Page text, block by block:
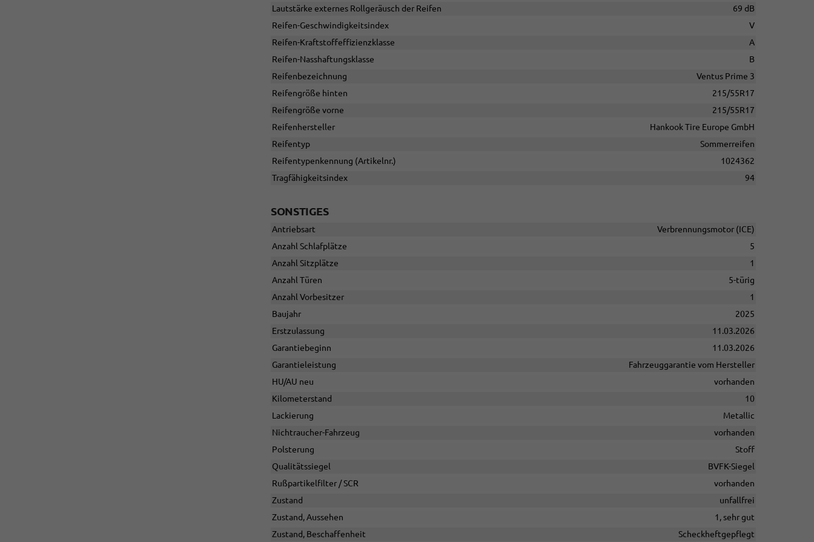
Lautstärke externes Rollgeräusch der Reifen
69 dB
Reifen-Geschwindigkeitsindex
V
Reifen-Kraftstoffeffizienzklasse
A
Reifen-Nasshaftungsklasse
B
Reifenbezeichnung
Ventus Prime 3
Reifengröße hinten
215/55R17
Reifengröße vorne
215/55R17
Reifenhersteller
Hankook Tire Europe GmbH
Reifentyp
Sommerreifen
Reifentypenkennung (Artikelnr.)
1024362
Tragfähigkeitsindex
94
SONSTIGES
Antriebsart
Verbrennungsmotor (ICE)
Anzahl Schlafplätze
5
Anzahl Sitzplätze
1
Anzahl Türen
5-türig
Anzahl Vorbesitzer
1
Baujahr
2025
Erstzulassung
11.03.2026
Garantiebeginn
11.03.2026
Garantieleistung
Fahrzeuggarantie vom Hersteller
HU/AU neu
vorhanden
Kilometerstand
10
Lackierung
Metallic
Nichtraucher-Fahrzeug
vorhanden
Polsterung
Stoff
Qualitätssiegel
BVFK-Siegel
Rußpartikelfilter / SCR
vorhanden
Zustand
unfallfrei
Zustand, Aussehen
1, sehr gut
Zustand, Beschaffenheit
Scheckheftgepflegt